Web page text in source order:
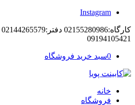
Instagram
09194105421
0سبد خرید فروشگاه
خانه
فروشگاه